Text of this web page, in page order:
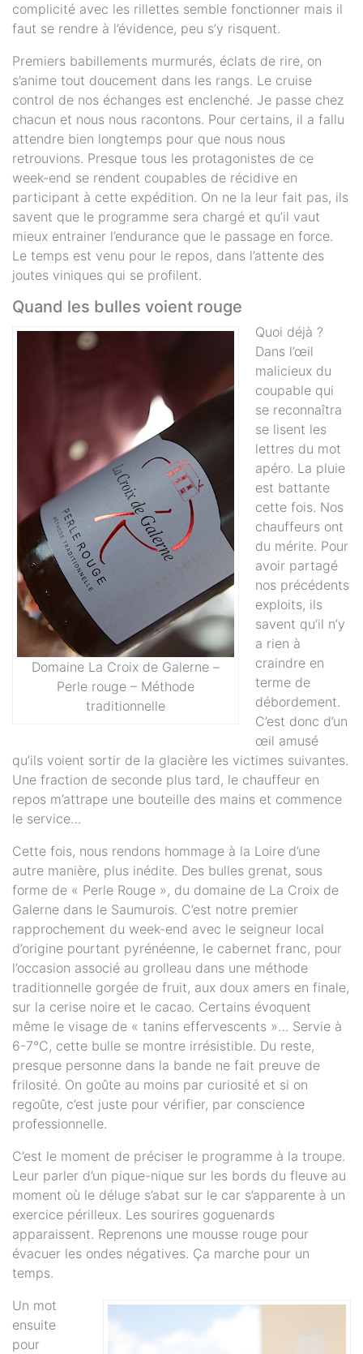
complicité avec les rillettes semble fonctionner mais il
faut se rendre à l’évidence, peu s’y risquent.
Premiers babillements murmurés, éclats de rire, on
s’anime tout doucement dans les rangs. Le cruise
control de nos échanges est enclenché. Je passe chez
chacun et nous nous racontons. Pour certains, il a fallu
attendre bien longtemps pour que nous nous
retrouvions. Presque tous les protagonistes de ce
week-end se rendent coupables de récidive en
participant à cette expédition. On ne la leur fait pas, ils
savent que le programme sera chargé et qu’il vaut
mieux entrainer l’endurance que le passage en force.
Le temps est venu pour le repos, dans l’attente des
joutes viniques qui se profilent.
Quand les bulles voient rouge
Domaine La Croix de Galerne –
Perle rouge – Méthode
traditionnelle
Quoi déjà ?
Dans l’œil
malicieux du
coupable qui
se reconnaîtra
se lisent les
lettres du mot
apéro. La pluie
est battante
cette fois. Nos
chauffeurs ont
du mérite. Pour
avoir partagé
nos précédents
exploits, ils
savent qu’il n’y
a rien à
craindre en
terme de
débordement.
C’est donc d’un
œil amusé
qu’ils voient sortir de la glacière les victimes suivantes.
Une fraction de seconde plus tard, le chauffeur en
repos m’attrape une bouteille des mains et commence
le service…
Cette fois, nous rendons hommage à la Loire d’une
autre manière, plus inédite. Des bulles grenat, sous
forme de « Perle Rouge », du domaine de La Croix de
Galerne dans le Saumurois. C’est notre premier
rapprochement du week-end avec le seigneur local
d’origine pourtant pyrénéenne, le cabernet franc, pour
l’occasion associé au grolleau dans une méthode
traditionnelle gorgée de fruit, aux doux amers en finale,
sur la cerise noire et le cacao. Certains évoquent
même le visage de « tanins effervescents »… Servie à
6-7°C, cette bulle se montre irrésistible. Du reste,
presque personne dans la bande ne fait preuve de
frilosité. On goûte au moins par curiosité et si on
regoûte, c’est juste pour vérifier, par conscience
professionnelle.
C’est le moment de préciser le programme à la troupe.
Leur parler d’un pique-nique sur les bords du fleuve au
moment où le déluge s’abat sur le car s’apparente à un
exercice périlleux. Les sourires goguenards
apparaissent. Reprenons une mousse rouge pour
évacuer les ondes négatives. Ça marche pour un
temps.
Un mot
ensuite
pour